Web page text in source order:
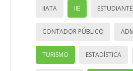
IIATA IIE
CONTADOR PÚBLICO
TURISMO ESTADÍSTICA